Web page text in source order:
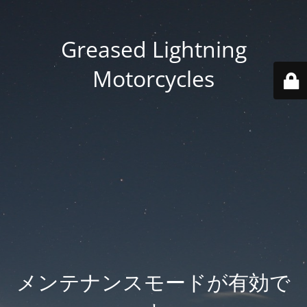
Greased Lightning
Motorcycles
メンテナンスモードが有効で